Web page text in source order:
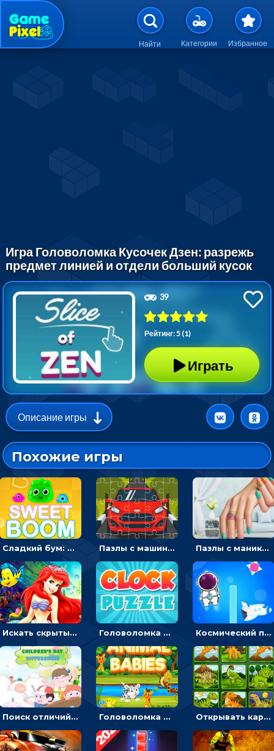
Перейти к основному
Найти Категории Избранное
Игра Головоломка Кусочек Дзен: разрежь
предмет линией и отдели больший кусок
39
Рейтинг: 5 (1)
Играть
Описание игры
Похожие игры
Сладкий бум: тапнуть, чтобы взорвать желейки - головоломка Пазлы с машинами Форд: собирать картинки и открывать новые Пазлы с маникюром: собери идеальный рисунок для ногтей
Искать скрытый алфавит на картинках с мультяшными героями - головоломка для детей Головоломка с часами для детей: читать время по циферблату Космический побег: двигать космонавта, чтобы попасть к кораблю
Поиск отличий на картинках с детьми - головоломка Головоломка Звери-малыши: открывай карточки по очереди, чтобы найти одинаковые Открывать картинки с динозаврами и складывать в пары по памяти - головоломка